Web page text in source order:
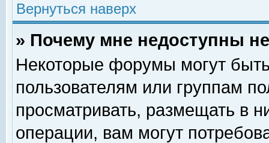
Вернуться наверх
» Почему мне недоступны
Некоторые форумы могут
пользователям или группам
просматривать, размещать в
операции, вам могут